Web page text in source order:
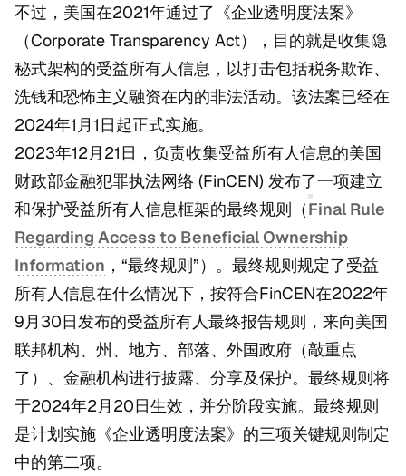
不过，美国在2021年通过了《企业透明度法案》
（Corporate Transparency Act），目的就是收集隐
秘式架构的受益所有人信息，以打击包括税务欺诈、
洗钱和恐怖主义融资在内的非法活动。该法案已经在
2024年1月1日起正式实施。
2023年12月21日，负责收集受益所有人信息的美国
财政部金融犯罪执法网络 (FinCEN) 发布了一项建立
和保护受益所有人信息框架的最终规则（Final Rule
Regarding Access to Beneficial Ownership
Information ，“最终规则”）。最终规则规定了受益
所有人信息在什么情况下，按符合FinCEN在2022年
9月30日发布的受益所有人最终报告规则，来向美国
联邦机构、州、地方、部落、外国政府（敲重点
了）、金融机构进行披露、分享及保护。最终规则将
于2024年2月20日生效，并分阶段实施。最终规则
是计划实施《企业透明度法案》的三项关键规则制定
中的第二项。